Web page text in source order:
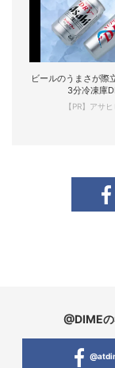
ビールのうまさが際
3分冷凍庫
【PR】アサ
@DIME